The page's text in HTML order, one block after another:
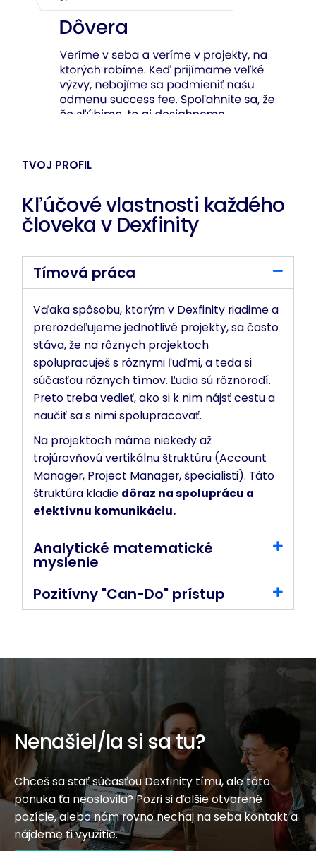
TVOJ PROFIL
Kľúčové vlastnosti každého
človeka v Dexfinity
Tímová práca
Vďaka spôsobu, ktorým v Dexfinity riadime a
prerozdeľujeme jednotlivé projekty, sa často
stáva, že na rôznych projektoch
spolupracuješ s rôznymi ľuďmi, a teda si
súčasťou rôznych tímov. Ľudia sú rôznorodí.
Preto treba vedieť, ako si k nim nájsť cestu a
naučiť sa s nimi spolupracovať.
Na projektoch máme niekedy až
trojúrovňovú vertikálnu štruktúru (Account
Manager, Project Manager, špecialisti). Táto
štruktúra kladie dôraz na spoluprácu a
efektívnu komunikáciu.
Analytické matematické
myslenie
Pozitívny "Can-Do" prístup
Nenašiel/la si sa tu?
Chceš sa stať súčasťou Dexfinity tímu, ale táto
ponuka ťa neoslovila? Pozri si ďalšie otvorené
pozície, alebo nám rovno nechaj na seba kontakt a
nájdeme ti využitie.